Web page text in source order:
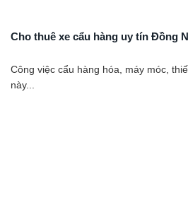
Cho thuê xe cẩu hàng uy tín Đồng
Công việc cẩu hàng hóa, máy móc,
này...